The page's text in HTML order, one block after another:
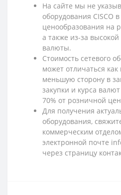
На сайте мы не
оборудования CISCO
ценообразования на
а также из-за
валюты.
Стоимость сетевого
может отличаться
меньшую сторону в
закупки и курса
70% от розничной
Для получения
оборудования,
коммерческим
электронной почте
через страницу